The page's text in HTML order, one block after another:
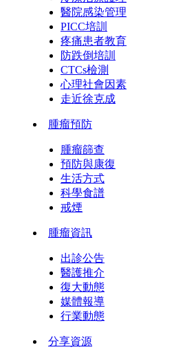
醫院感染管理
PICC培訓
疼痛患者教育
防跌倒培訓
CTCs檢測
心理社會因素
走近徐克成
腫瘤預防
腫瘤篩查
預防與康復
生活方式
科學食譜
戒煙
腫瘤資訊
出診公告
醫護推介
復大動態
媒體報導
行業動態
分享資源